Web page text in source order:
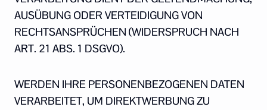
AUSÜBUNG ODER VERTEIDIGUNG VON
RECHTSANSPRÜCHEN (WIDERSPRUCH NACH
ART. 21 ABS. 1 DSGVO).
WERDEN IHRE PERSONENBEZOGENEN DATEN
VERARBEITET, UM DIREKTWERBUNG ZU